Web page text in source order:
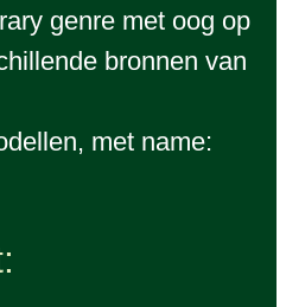
genre met oog op
bronnen van
met name: